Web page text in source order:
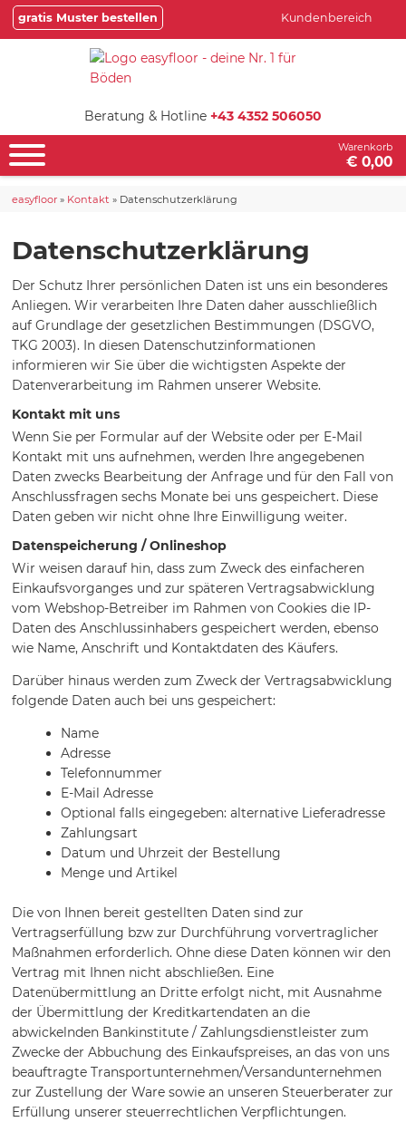
gratis Muster bestellen Kundenbereich
Beratung & Hotline +43 4352 506050
Warenkorb
€ 0,00
easyfloor » Kontakt » Datenschutzerklärung
Datenschutzerklärung
Der Schutz Ihrer persönlichen Daten ist uns ein besonderes
Anliegen. Wir verarbeiten Ihre Daten daher ausschließlich
auf Grundlage der gesetzlichen Bestimmungen (DSGVO,
TKG 2003). In diesen Datenschutzinformationen
informieren wir Sie über die wichtigsten Aspekte der
Datenverarbeitung im Rahmen unserer Website.
Kontakt mit uns
Wenn Sie per Formular auf der Website oder per E-Mail
Kontakt mit uns aufnehmen, werden Ihre angegebenen
Daten zwecks Bearbeitung der Anfrage und für den Fall von
Anschlussfragen sechs Monate bei uns gespeichert. Diese
Daten geben wir nicht ohne Ihre Einwilligung weiter.
Datenspeicherung / Onlineshop
Wir weisen darauf hin, dass zum Zweck des einfacheren
Einkaufsvorganges und zur späteren Vertragsabwicklung
vom Webshop-Betreiber im Rahmen von Cookies die IP-
Daten des Anschlussinhabers gespeichert werden, ebenso
wie Name, Anschrift und Kontaktdaten des Käufers.
Darüber hinaus werden zum Zweck der Vertragsabwicklung
folgende Daten auch bei uns gespeichert:
Name
Adresse
Telefonnummer
E-Mail Adresse
Optional falls eingegeben: alternative Lieferadresse
Zahlungsart
Datum und Uhrzeit der Bestellung
Menge und Artikel
Die von Ihnen bereit gestellten Daten sind zur
Vertragserfüllung bzw zur Durchführung vorvertraglicher
Maßnahmen erforderlich. Ohne diese Daten können wir den
Vertrag mit Ihnen nicht abschließen. Eine
Datenübermittlung an Dritte erfolgt nicht, mit Ausnahme
der Übermittlung der Kreditkartendaten an die
abwickelnden Bankinstitute / Zahlungsdienstleister zum
Zwecke der Abbuchung des Einkaufspreises, an das von uns
beauftragte Transportunternehmen/Versandunternehmen
zur Zustellung der Ware sowie an unseren Steuerberater zur
Erfüllung unserer steuerrechtlichen Verpflichtungen.